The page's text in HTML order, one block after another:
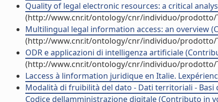
Quality of legal electronic resources: a critical
(http://www.cnr.it/ontology/cnr/individuo/prodotto/
Multilingual legal information access: an overview
(http://www.cnr.it/ontology/cnr/individuo/prodotto/
ODR e applicazioni di intelligenza artificiale
(http://www.cnr.it/ontology/cnr/individuo/prodotto/
Laccess à linformation juridique en Italie.
Modalità di fruibilità del dato - Dati territoriali - Basi
Codice dellamministrazione digitale (Contributo in